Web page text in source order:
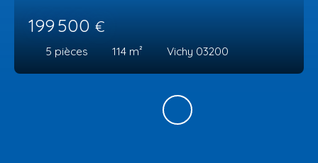
199 500 €
5 pièces 114 m² Vichy 03200